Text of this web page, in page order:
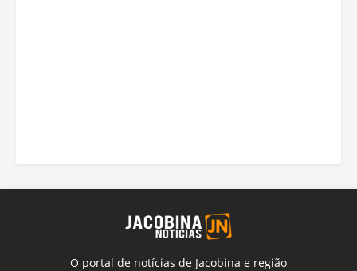
O portal de notícias de Jacobina e região